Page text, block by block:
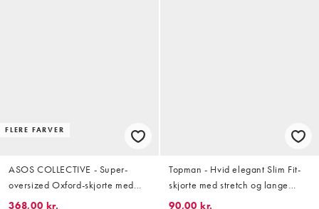
FLERE FARVER
ASOS COLLECTIVE - Super-
oversized Oxford-skjorte med
blå/hvide striber
368,00 kr.
Topman - Hvid elegant Slim Fit-
skjorte med stretch og lange
ærmer
90,00 kr.